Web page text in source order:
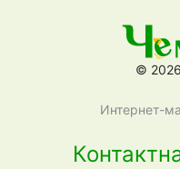
©
Интернет-